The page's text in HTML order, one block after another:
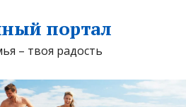
портал
– твоя радость